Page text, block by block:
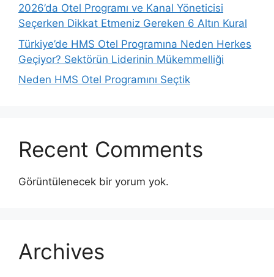
2026’da Otel Programı ve Kanal Yöneticisi
Seçerken Dikkat Etmeniz Gereken 6 Altın Kural
Türkiye’de HMS Otel Programına Neden Herkes
Geçiyor? Sektörün Liderinin Mükemmelliği
Neden HMS Otel Programını Seçtik
Recent Comments
Görüntülenecek bir yorum yok.
Archives